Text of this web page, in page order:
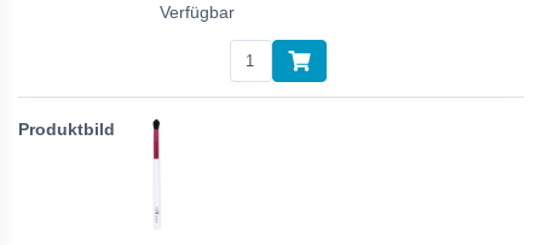
Verfügbar